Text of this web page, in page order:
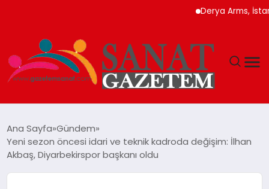
Derya Arms, İstanbul
TEKNOLOJI
Ana Sayfa Gündem
Yeni sezon öncesi idari ve teknik kadroda değişim: İlhan
Akbaş, Diyarbekirspor başkanı oldu